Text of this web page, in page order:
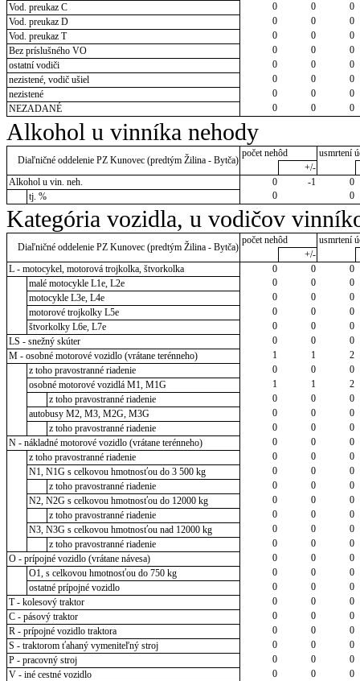
Vod. preukaz C
0 0
0
Vod. preukaz D
0 0
0
Vod. preukaz T
0 0
0
Bez príslušného VO
0 0
0
ostatní vodiči
0 0
0
nezistené, vodič ušiel
0 0
0
nezistené
0 0
0
NEZADANÉ
0 0 0
Alkohol u vinníka nehody
Diaľničné oddelenie PZ Kunovec (predtým Žilina - Bytča)
počet nehôd
usmrtení
+/-
Alkohol u vin. neh.
0 -1
0
tj. %
0 0
Kategória vozidla, u vodičov
Diaľničné oddelenie PZ Kunovec (predtým Žilina - Bytča)
počet nehôd
usmrtení
+/-
L - motocykel, motorová trojkolka, štvorkolka
0 0
0
malé motocykle L1e, L2e
0 0
0
motocykle L3e, L4e
0 0
0
motorové trojkolky L5e
0 0
0
štvorkolky L6e, L7e
0 0
0
LS - snežný skúter
0 0
0
M - osobné motorové vozidlo (vrátane terénneho)
1 1
2
z toho pravostranné riadenie
0 0
0
osobné motorové vozidlá M1, M1G
1 1
2
z toho pravostranné riadenie
0 0
0
autobusy M2, M3, M2G, M3G
0 0
0
z toho pravostranné riadenie
0 0
0
N - nákladné motorové vozidlo (vrátane terénneho)
0 0
0
z toho pravostranné riadenie
0 0
0
N1, N1G s celkovou hmotnosťou do 3 500 kg
0 0
0
z toho pravostranné riadenie
0 0
0
N2, N2G s celkovou hmotnosťou do 12000 kg
0 0
0
z toho pravostranné riadenie
0 0
0
N3, N3G s celkovou hmotnosťou nad 12000 kg
0 0
0
z toho pravostranné riadenie
0 0
0
O - prípojné vozidlo (vrátane návesa)
0 0
0
O1, s celkovou hmotnosťou do 750 kg
0 0
0
ostatné prípojné vozidlo
0 0
0
T - kolesový traktor
0 0
0
C - pásový traktor
0 0
0
R - prípojné vozidlo traktora
0 0
0
S - traktorom ťahaný vymeniteľný stroj
0 0
0
P - pracovný stroj
0 0
0
V - iné cestné vozidlo
0 0
0